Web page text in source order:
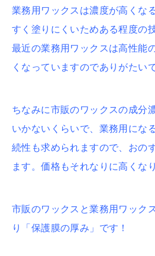
業務用ワックスは濃度が高くな
すく塗りにくいためある程度の
最近の業務用ワックスは高性能
くなっていますのでありがたい
ちなみに市販のワックスの成分
いかないくらいで、業務用にな
続性も求められますので、おの
ます。価格もそれなりに高くな
市販のワックスと業務用ワック
り「保護膜の厚み」です！